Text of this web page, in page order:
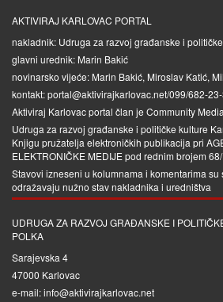
AKTIVIRAJ KARLOVAC PORTAL
nakladnik: Udruga za razvoj građanske i
glavni urednik: Marin Bakić
novinarsko vijeće: Marin Bakić, Miroslav Katić,
kontakt: portal@aktivirajkarlovac.net/099/682-
Aktiviraj Karlovac portal član je Community
Udruga za razvoj građanske i političke kulture
Knjigu pružatelja elektroničkih publikacija pri
ELEKTRONIČKE MEDIJEpod rednim brojem
Stavovi izneseni u kolumnama i komentarima su
odražavaju nužno stav nakladnika i uredništva
UDRUGA ZA RAZVOJ GRAĐANSKE I
POLKA
Sarajevska 4
47000 Karlovac
e-mail: info@aktivirajkarlovac.net